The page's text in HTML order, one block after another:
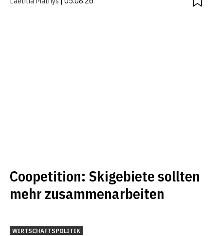
Coopetition: Skigebiete sollten
mehr zusammenarbeiten
WIRTSCHAFTSPOLITIK